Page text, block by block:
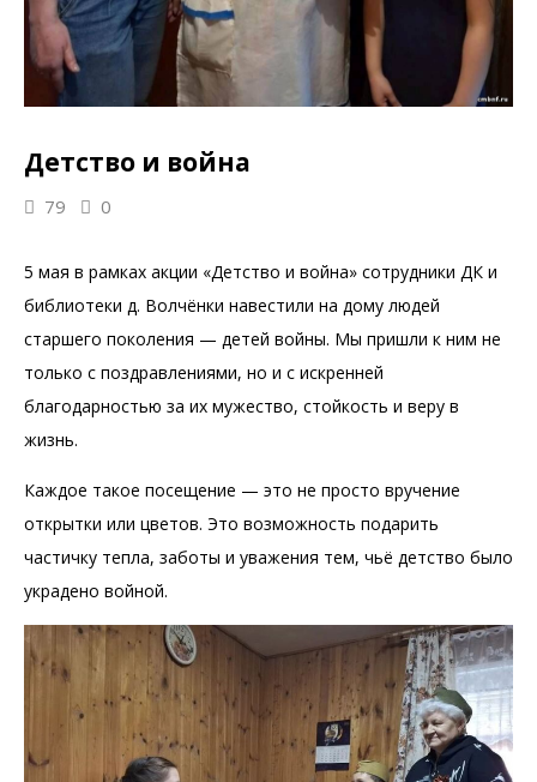
Детство и война
79 0
5 мая в рамках акции «Детство и война» сотрудники ДК и
библиотеки д. Волчёнки навестили на дому людей
старшего поколения — детей войны. Мы пришли к ним не
только с поздравлениями, но и с искренней
благодарностью за их мужество, стойкость и веру в
жизнь.
Каждое такое посещение — это не просто вручение
открытки или цветов. Это возможность подарить
частичку тепла, заботы и уважения тем, чьё детство было
украдено войной.